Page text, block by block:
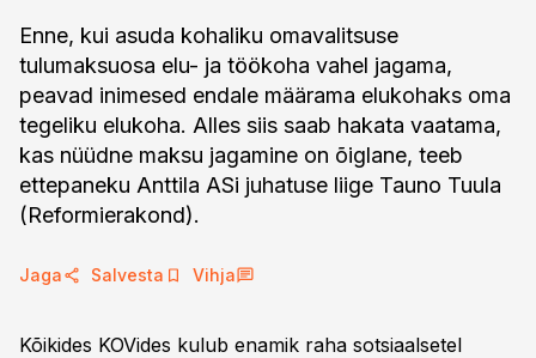
Enne, kui asuda kohaliku omavalitsuse
tulumaksuosa elu- ja töökoha vahel jagama,
peavad inimesed endale määrama elukohaks oma
tegeliku elukoha. Alles siis saab hakata vaatama,
kas nüüdne maksu jagamine on õiglane, teeb
ettepaneku Anttila ASi juhatuse liige Tauno Tuula
(Reformierakond).
Jaga Salvesta Vihja
Kõikides KOVides kulub enamik raha sotsiaalsetel